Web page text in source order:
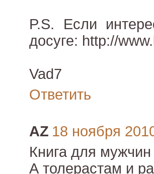
P.S. Если
досуге: http://
Vad7
Ответить
AZ 18 ноября
Книга для
А толерастам и